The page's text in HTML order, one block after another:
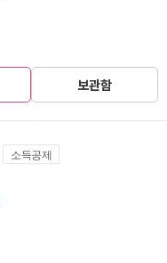
보관함
소득공제